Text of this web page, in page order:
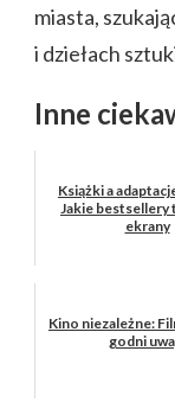
miasta,
i dziełach
Inne
Książki a
Jakie bestsellery
ekrany
Kino niezależne:
godni